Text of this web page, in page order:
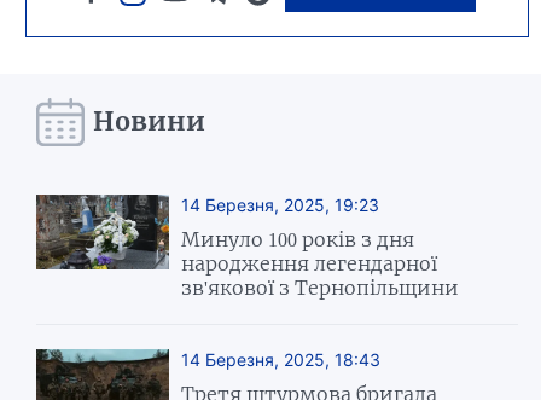
Новини
14 Березня, 2025, 19:23
Минуло 100 років з дня
народження легендарної
зв'якової з Тернопільщини
14 Березня, 2025, 18:43
Третя штурмова бригада